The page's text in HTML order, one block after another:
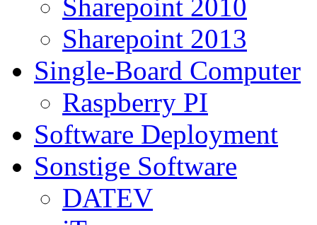
Sharepoint 2010
Sharepoint 2013
Single-Board Computer
Raspberry PI
Software Deployment
Sonstige Software
DATEV